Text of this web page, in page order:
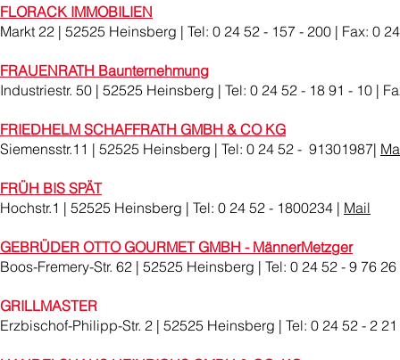
FLORACK IMMOBILIEN
Markt 22 | 52525 Heinsberg | Tel: 0 24 52 - 157 - 200 | Fax: 0
FRAUENRATH Baunternehmung
Industriestr. 50 | 52525 Heinsberg | Tel: 0 24 52 - 18 91 - 10 |
FRIEDHELM SCHAFFRATH GMBH & CO KG
Siemensstr.11 | 52525 Heinsberg | Tel: 0 24 52 - 91301987|
FRÜH BIS SPÄT
Hochstr.1 | 52525 Heinsberg | Tel: 0 24 52 - 1800234 | Mail
GEBRÜDER OTTO GOURMET GMBH - MännerMetzger
Boos-Fremery-Str. 62 | 52525 Heinsberg | Tel: 0 24 52 - 9 76
GRILLMASTER
Erzbischof-Philipp-Str. 2 | 52525 Heinsberg | Tel: 0 24 52 - 2